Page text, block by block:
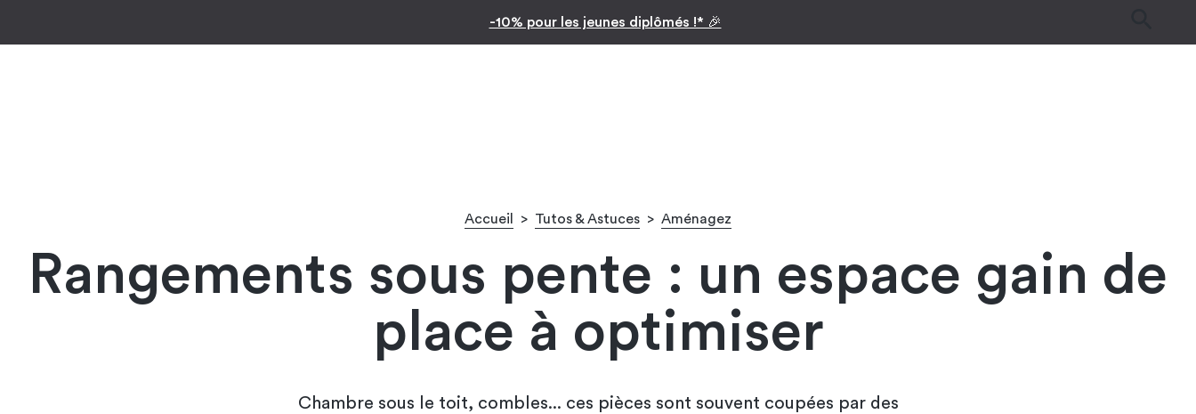
Facilitez vos achats avec le paiement en 10x
Inspiration par pièces
Accueil > Tutos & Astuces > Aménagez
Rangements sous pente : un espace gain de
place à optimiser
Chambre sous le toit, combles... ces pièces sont souvent coupées par des